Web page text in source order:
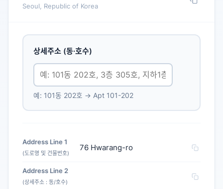
Seoul, Republic of Korea
상세주소 (동·호수)
예: 101동 202호 → Apt 101-202
Address Line 1
(도로명 및 건물번호)
76 Hwarang-ro
Address Line 2
(상세주소 : 동/호수)